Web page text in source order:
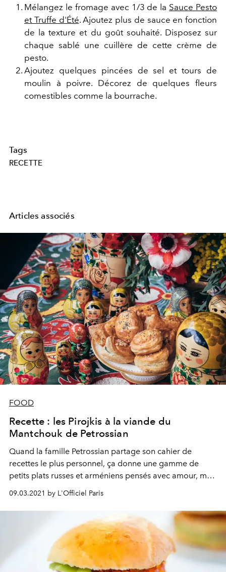
Mélangez le fromage avec 1/3 de la Sauce Pesto
et Truffe d'Été. Ajoutez plus de sauce en fonction
de la texture et du goût souhaité. Disposez sur
chaque sablé une cuillère de cette crème de
pesto.
Ajoutez quelques pincées de sel et tours de
moulin à poivre. Décorez de quelques fleurs
comestibles comme la bourrache.
Tags
RECETTE
Articles associés
FOOD
Recette : les Pirojkis à la viande du
Mantchouk de Petrossian
Quand la famille Petrossian partage son cahier de
recettes le plus personnel, ça donne une gamme de
petits plats russes et arméniens pensés avec amour, mais
surtout tous plus savoureux les uns que les autres. Pour
L'Officiel, Petrossian livre les secrets de ses Pirojkis à la
viande.
09.03.2021 by L'Officiel Paris